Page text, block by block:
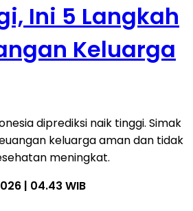
Ini 5 Langkah
Keluarga
diprediksi naik tinggi. Simak
keluarga aman dan tidak
meningkat.
| 04.43 WIB